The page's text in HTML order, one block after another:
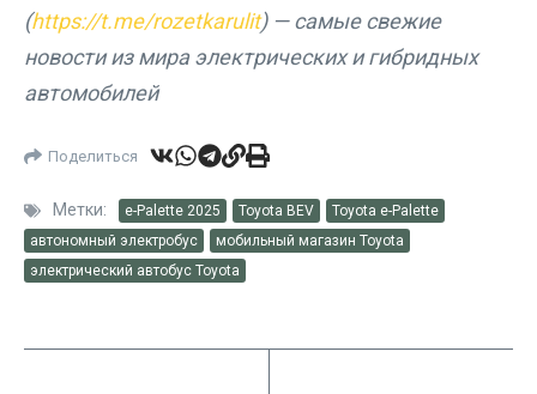
(https://t.me/rozetkarulit) — самые свежие
новости из мира электрических и гибридных
автомобилей
Поделиться
Метки: e-Palette 2025 Toyota BEV
Toyota e-Palette
автономный электробус
мобильный магазин Toyota
электрический автобус Toyota